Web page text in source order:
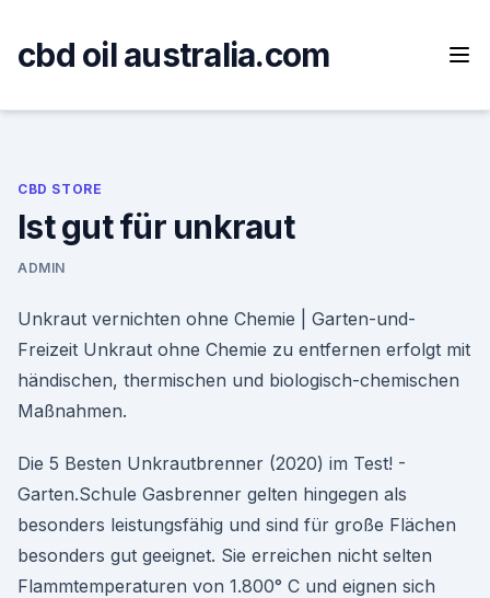
content
cbd oil australia.com
CBD STORE
Ist gut für unkraut
ADMIN
Unkraut vernichten ohne Chemie | Garten-und-
Freizeit Unkraut ohne Chemie zu entfernen erfolgt mit
händischen, thermischen und biologisch-chemischen
Maßnahmen.
Die 5 Besten Unkrautbrenner (2020) im Test! -
Garten.Schule Gasbrenner gelten hingegen als
besonders leistungsfähig und sind für große Flächen
besonders gut geeignet. Sie erreichen nicht selten
Flammtemperaturen von 1.800° C und eignen sich